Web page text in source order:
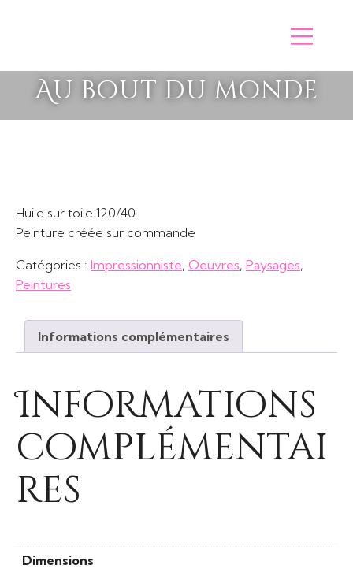
Au bout du monde
Huile sur toile 120/40
Peinture créée sur commande
Catégories : Impressionniste, Oeuvres, Paysages,
Peintures
Informations complémentaires
Informations
complémentai
res
Dimensions